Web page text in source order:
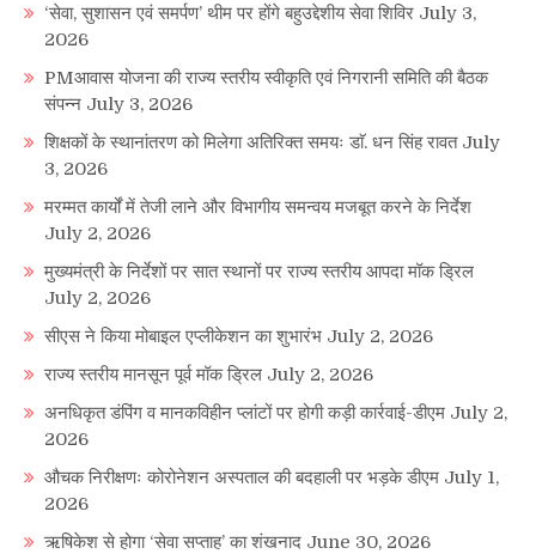
‘सेवा, सुशासन एवं समर्पण’ थीम पर होंगे बहुउद्देशीय सेवा शिविर July 3,
2026
PMआवास योजना की राज्य स्तरीय स्वीकृति एवं निगरानी समिति की बैठक
संपन्न July 3, 2026
शिक्षकों के स्थानांतरण को मिलेगा अतिरिक्त समयः डाॅ. धन सिंह रावत July
3, 2026
मरम्मत कार्यों में तेजी लाने और विभागीय समन्वय मजबूत करने के निर्देश
July 2, 2026
मुख्यमंत्री के निर्देशों पर सात स्थानों पर राज्य स्तरीय आपदा मॉक ड्रिल
July 2, 2026
सीएस ने किया मोबाइल एप्लीकेशन का शुभारंभ July 2, 2026
राज्य स्तरीय मानसून पूर्व मॉक ड्रिल July 2, 2026
अनधिकृत डंपिंग व मानकविहीन प्लांटों पर होगी कड़ी कार्रवाई-डीएम July 2,
2026
औचक निरीक्षणः कोरोनेशन अस्पताल की बदहाली पर भड़के डीएम July 1,
2026
ऋषिकेश से होगा ‘सेवा सप्ताह’ का शंखनाद June 30, 2026